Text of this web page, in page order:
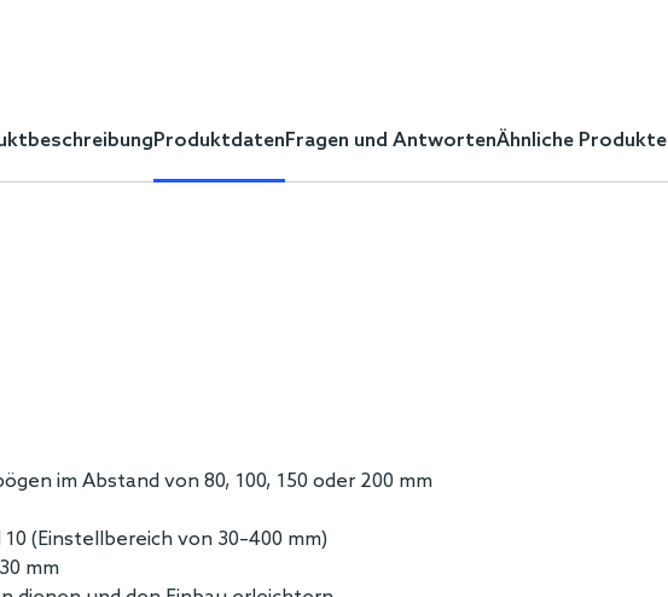
Produktdaten Fragen und AntwortenÄhnliche Produkte
im Abstand von 80, 100, 150 oder 200 mm
(Einstellbereich von 30–400 mm)
mm